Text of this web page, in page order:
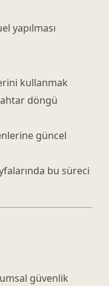
yapılması
kullanmak
döngü
güncel
bu süreci
güvenlik